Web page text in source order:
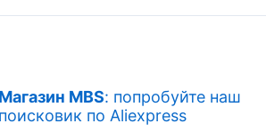
Магазин MBS: попробуйте наш
поисковик по Aliexpress